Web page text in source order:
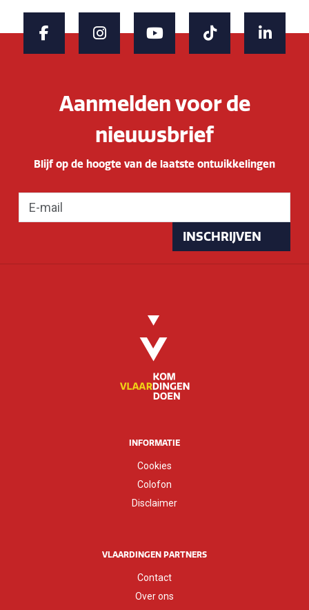
Aanmelden voor de
nieuwsbrief
Blijf op de hoogte van de laatste ontwikkelingen
INSCHRIJVEN
INFORMATIE
Cookies
Colofon
Disclaimer
VLAARDINGEN PARTNERS
Contact
Over ons